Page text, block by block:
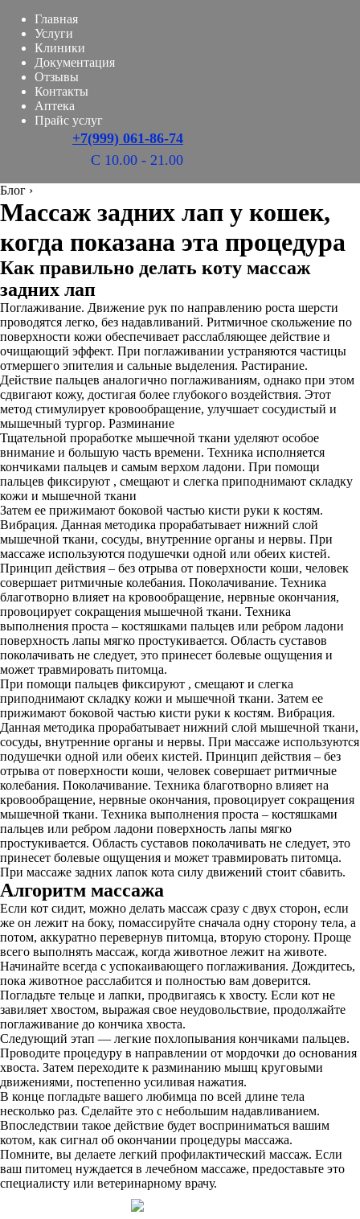
Главная
Услуги
Клиники
Документация
Отзывы
Контакты
Аптека
Прайс услуг
+7(999) 061-86-74
С 10.00 - 21.00
Блог ›
Массаж задних лап у кошек,
когда показана эта процедура
Как правильно делать коту массаж
задних лап
Поглаживание. Движение рук по направлению роста шерсти
проводятся легко, без надавливаний. Ритмичное скольжение по
поверхности кожи обеспечивает расслабляющее действие и
очищающий эффект. При поглаживании устраняются частицы
отмершего эпителия и сальные выделения. Растирание.
Действие пальцев аналогично поглаживаниям, однако при этом
сдвигают кожу, достигая более глубокого воздействия. Этот
метод стимулирует кровообращение, улучшает сосудистый и
мышечный тургор. Разминание
Тщательной проработке мышечной ткани уделяют особое
внимание и большую часть времени. Техника исполняется
кончиками пальцев и самым верхом ладони. При помощи
пальцев фиксируют , смещают и слегка приподнимают складку
кожи и мышечной ткани
Затем ее прижимают боковой частью кисти руки к костям.
Вибрация. Данная методика прорабатывает нижний слой
мышечной ткани, сосуды, внутренние органы и нервы. При
массаже используются подушечки одной или обеих кистей.
Принцип действия – без отрыва от поверхности коши, человек
совершает ритмичные колебания. Поколачивание. Техника
благотворно влияет на кровообращение, нервные окончания,
провоцирует сокращения мышечной ткани. Техника
выполнения проста – костяшками пальцев или ребром ладони
поверхность лапы мягко простукивается. Область суставов
поколачивать не следует, это принесет болевые ощущения и
может травмировать питомца.
При помощи пальцев фиксируют , смещают и слегка
приподнимают складку кожи и мышечной ткани. Затем ее
прижимают боковой частью кисти руки к костям. Вибрация.
Данная методика прорабатывает нижний слой мышечной ткани,
сосуды, внутренние органы и нервы. При массаже используются
подушечки одной или обеих кистей. Принцип действия – без
отрыва от поверхности коши, человек совершает ритмичные
колебания. Поколачивание. Техника благотворно влияет на
кровообращение, нервные окончания, провоцирует сокращения
мышечной ткани. Техника выполнения проста – костяшками
пальцев или ребром ладони поверхность лапы мягко
простукивается. Область суставов поколачивать не следует, это
принесет болевые ощущения и может травмировать питомца.
При массаже задних лапок кота силу движений стоит сбавить.
Алгоритм массажа
Если кот сидит, можно делать массаж сразу с двух сторон, если
же он лежит на боку, помассируйте сначала одну сторону тела, а
потом, аккуратно перевернув питомца, вторую сторону. Проще
всего выполнять массаж, когда животное лежит на животе.
Начинайте всегда с успокаивающего поглаживания. Дождитесь,
пока животное расслабится и полностью вам доверится.
Погладьте тельце и лапки, продвигаясь к хвосту. Если кот не
завиляет хвостом, выражая свое неудовольствие, продолжайте
поглаживание до кончика хвоста.
Следующий этап — легкие похлопывания кончиками пальцев.
Проводите процедуру в направлении от мордочки до основания
хвоста. Затем переходите к разминанию мышц круговыми
движениями, постепенно усиливая нажатия.
В конце погладьте вашего любимца по всей длине тела
несколько раз. Сделайте это с небольшим надавливанием.
Впоследствии такое действие будет восприниматься вашим
котом, как сигнал об окончании процедуры массажа.
Помните, вы делаете легкий профилактический массаж. Если
ваш питомец нуждается в лечебном массаже, предоставьте это
специалисту или ветеринарному врачу.